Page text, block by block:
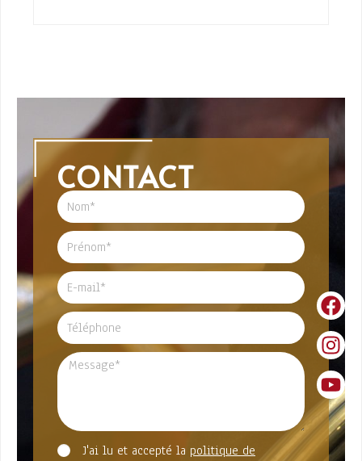
CONTACT
J'ai lu et accepté la politique de